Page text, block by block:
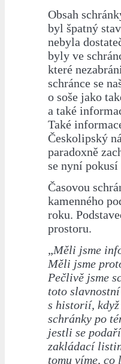
Obsah
byl špatný
nebyla
byly ve
které
schránce se
o soše jako
a také
Také
Českolipský
paradoxně
se nyní
Časovou
kamenného
roku.
prostoru.
„Měli jsme
Měli jsme
Pečlivě jsme
toto
s historií, když
schránky po
jestli se
zakládací
tomu víme, co